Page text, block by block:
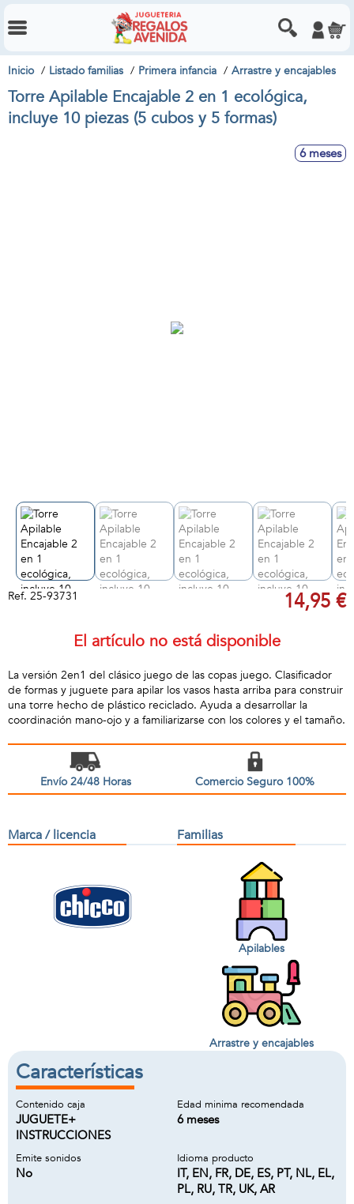
Inicio Listado familias Primera infancia Arrastre y encajables
Torre Apilable Encajable 2 en 1 ecológica,
incluye 10 piezas (5 cubos y 5 formas)
6 meses
Ref. 25-93731 14,95 €
El artículo no está disponible
La versión 2en1 del clásico juego de las copas juego. Clasificador
de formas y juguete para apilar los vasos hasta arriba para construir
una torre hecho de plástico reciclado. Ayuda a desarrollar la
coordinación mano-ojo y a familiarizarse con los colores y el tamaño.
Envío 24/48 Horas Comercio Seguro 100%
Marca / licencia Familias
Apilables
Arrastre y encajables
Características
Contenido caja
JUGUETE+
INSTRUCCIONES
Edad minima recomendada
6 meses
Emite sonidos
No
Idioma producto
IT, EN, FR, DE, ES, PT, NL, EL,
PL, RU, TR, UK, AR